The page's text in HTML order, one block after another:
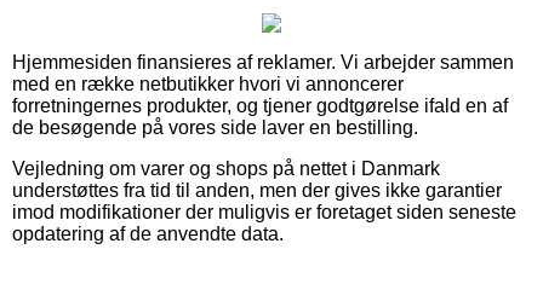
Hjemmesiden finansieres af reklamer. Vi arbejder sammen
med en række netbutikker hvori vi annoncerer
forretningernes produkter, og tjener godtgørelse ifald en af
de besøgende på vores side laver en bestilling.
Vejledning om varer og shops på nettet i Danmark
understøttes fra tid til anden, men der gives ikke garantier
imod modifikationer der muligvis er foretaget siden seneste
opdatering af de anvendte data.